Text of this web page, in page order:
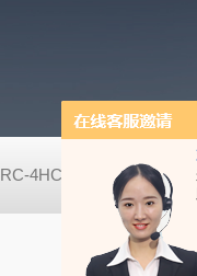
RC-4HC RC-4HA温湿度记